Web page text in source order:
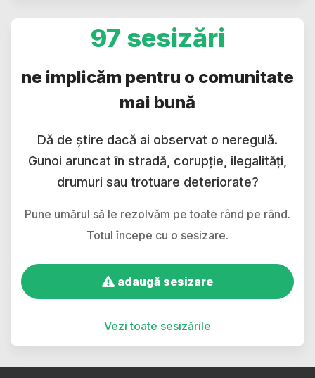
97 sesizări
ne implicăm pentru o comunitate
mai bună
Dă de știre dacă ai observat o neregulă.
Gunoi aruncat în stradă, corupție, ilegalități,
drumuri sau trotuare deteriorate?
Pune umărul să le rezolvăm pe toate rând pe rând.
Totul începe cu o sesizare.
adaugă sesizare
Vezi toate sesizările